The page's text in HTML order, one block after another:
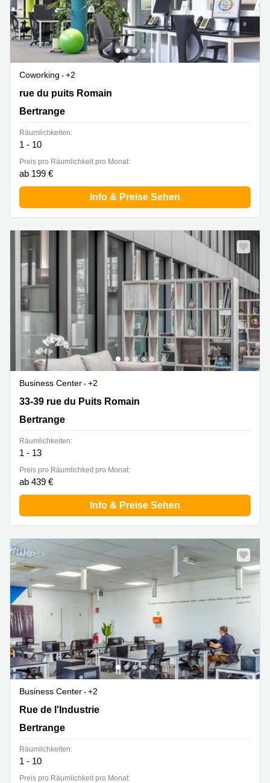
Coworking
+2
21 rue du puits Romain, Bertrange
rue du puits Romain
Bertrange
Räumlichkeiten:
1 - 10
Preis pro Räumlichkeit pro Monat:
ab 199 €
Info & Preise Sehen
Business Center
+2
33-39 rue du Puits Romain, Bertrange
33-39 rue du Puits Romain
Bertrange
Räumlichkeiten:
1 - 13
Preis pro Räumlichkeit pro Monat:
ab 439 €
Info & Preise Sehen
Business Center
+2
15 rue de l'Industrie, Bertrange
Rue de l'Industrie
Bertrange
Räumlichkeiten:
1 - 10
Preis pro Räumlichkeit pro Monat: